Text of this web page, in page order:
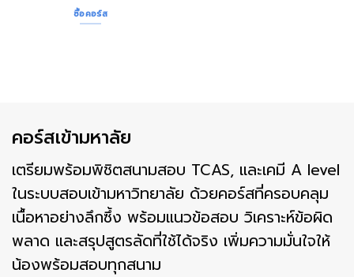
ซื้อคอร์ส
คอร์สเข้ามหาลัย
เตรียมพร้อมพิชิตสนามสอบ TCAS, และเคมี A level
ในระบบสอบเข้ามหาวิทยาลัย ด้วยคอร์สที่ครอบคลุม
เนื้อหาอย่างลึกซึ้ง พร้อมแนวข้อสอบ วิเคราะห์ข้อผิด
พลาด และสรุปสูตรลัดที่ใช้ได้จริง เพิ่มความมั่นใจให้
น้องพร้อมสอบทุกสนาม